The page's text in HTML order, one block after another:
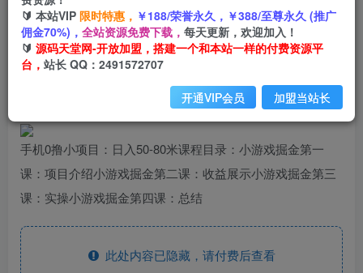
（6592期）手机0撸小项目：日入50-80米
小码
2年前发布
关注 私信
1635 181
手机0撸小项目：日入50-80米课程目录：小游戏掘金第一
课：项目介绍小游戏掘金第二课：收益展示小游戏掘金第三
课：实操小游戏掘金第四课：总结
此处内容已隐藏，请付费后查看
🔰 本站VIP 限时特惠， ￥188/荣誉永久，￥388/至尊永久 (推广
佣金70%)， 全站资源免费下载， 每天更新，欢迎加入！
🔰 源码天堂网-开放加盟，搭建一个和本站一样的付费资源平
台， 站长 QQ：2491572707
开通VIP会员 加盟当站长